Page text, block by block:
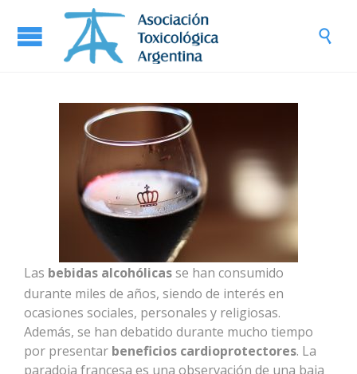

Las bebidas alcohólicasse han consumido
durante miles de años, siendo de interés en
ocasiones sociales, personales y religiosas.
Además, se han debatido durante mucho tiempo
por presentar beneficios cardioprotectores. La
paradoja francesa es una observación de una baja